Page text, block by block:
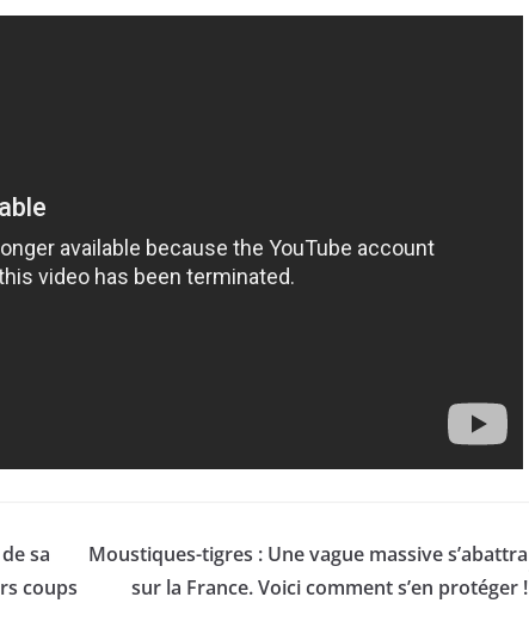
sa
coups
Moustiques-tigres : Une vague massive s’abattra
sur la France. Voici comment s’en protéger !